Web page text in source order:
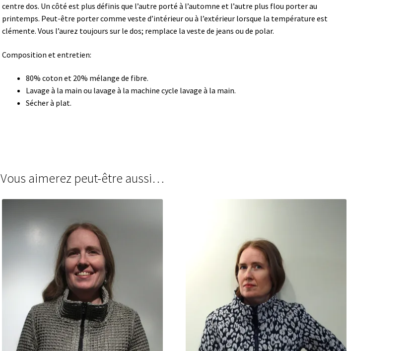
centre dos. Un côté est plus définis que l’autre porté à l’automne et l’autre plus flou porter au
printemps. Peut-être porter comme veste d’intérieur ou à l’extérieur lorsque la température est
clémente. Vous l’aurez toujours sur le dos; remplace la veste de jeans ou de polar.
Composition et entretien:
80% coton et 20% mélange de fibre.
Lavage à la main ou lavage à la machine cycle lavage à la main.
Sécher à plat.
Vous aimerez peut-être aussi…